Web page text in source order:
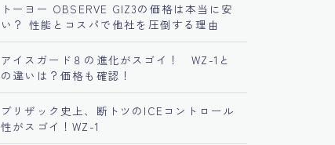
トーヨー OBSERVE GIZ3の価格は本当に安
い？ 性能とコスパで他社を圧倒する理由
アイスガード８の進化がスゴイ！ WZ-1と
の違いは？価格も確認！
ブリザック史上、断トツのICEコントロール
性がスゴイ！WZ-1